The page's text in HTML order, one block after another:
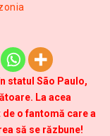
statul São Paulo,
La acea
o fantomă care a
să se răzbune!